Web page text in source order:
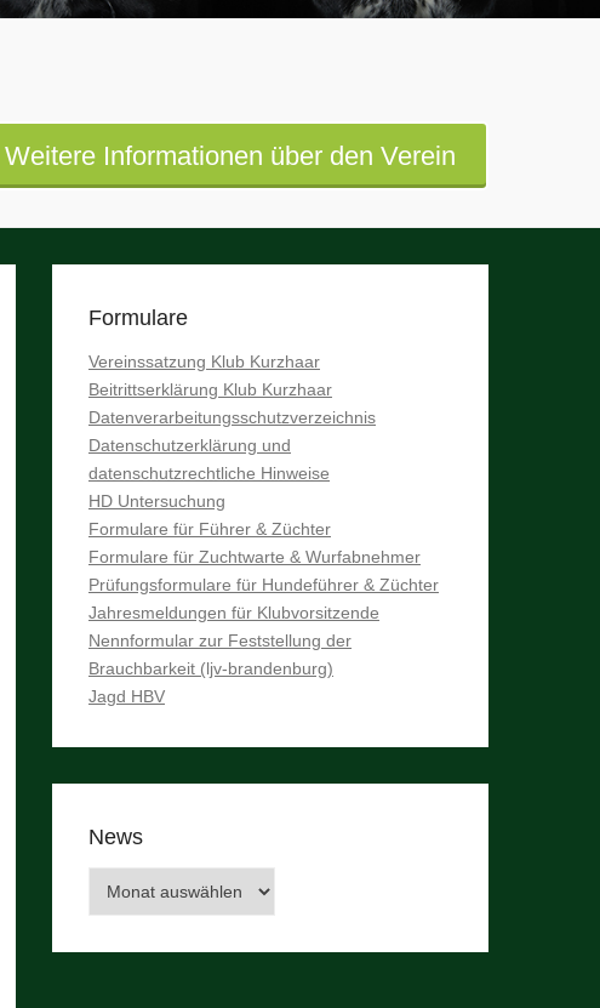
Weitere Informationen über den Verein
Formulare
Vereinssatzung Klub Kurzhaar
Beitrittserklärung Klub Kurzhaar
Datenverarbeitungsschutzverzeichnis
Datenschutzerklärung und
datenschutzrechtliche Hinweise
HD Untersuchung
Formulare für Führer & Züchter
Formulare für Zuchtwarte & Wurfabnehmer
Prüfungsformulare für Hundeführer & Züchter
Jahresmeldungen für Klubvorsitzende
Nennformular zur Feststellung der
Brauchbarkeit (ljv-brandenburg)
Jagd HBV
News